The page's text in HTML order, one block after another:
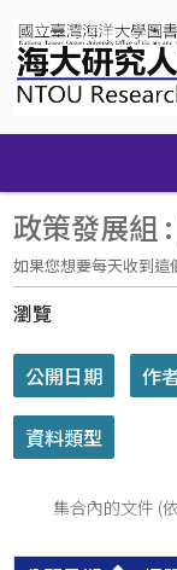
navigation
政策發展組
如果您想要每天收到這
瀏覽
集合內的文件 (